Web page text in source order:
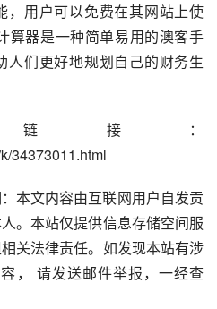
，用户可以免费在其网站上使
算器是一种简单易用的澳客手
人们更好地规划自己的财务生
接：
34373011.html
本文内容由互联网用户自发贡
。本站仅提供信息存储空间服
关法律责任。如发现本站有涉
， 请发送邮件举报，一经查